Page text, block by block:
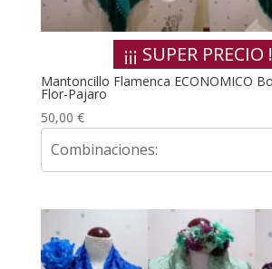
¡¡¡ SUPER PRECIO
Mantoncillo Flamenca ECONOMICO
Flor-Pajaro
50,00 €
Combinaciones: